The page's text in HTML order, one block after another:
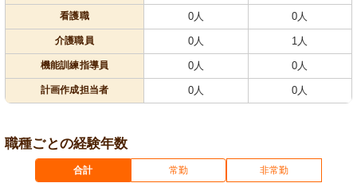
看護職 0人 0人
介護職員 0人 1人
機能訓練指導員 0人 0人
計画作成担当者 0人 0人
職種ごとの経験年数
合計 常勤 非常勤